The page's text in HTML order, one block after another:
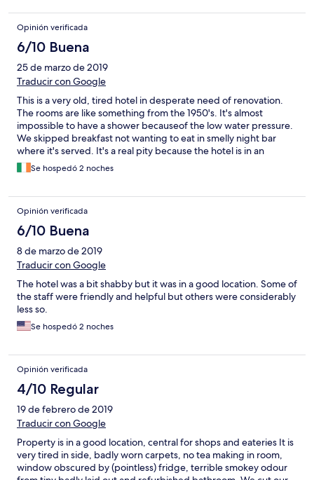
There were no drink making facilities in the rooms, I guess the
electrics wouldn't cope with the kettle loads. Breakfast was also
poorly thought out. One choice of cold meat, one choice of
hard cheese, bread / toast, boiled eggs and cornflakes. Not an
exciting affair at all. Other than breakfast, you couldn't get a
meal any other time of the day, there was a coffee machine and
a poor state and I would not stop there again.
Opinión verificada
6/10 Buena
25 de marzo de 2019
Traducir con Google
This is a very old, tired hotel in desperate need of renovation.
The rooms are like something from the 1950's. It's almost
impossible to have a shower becauseof the low water pressure.
We skipped breakfast not wanting to eat in smelly night bar
where it's served. It's a real pity because the hotel is in an
excellent location and the staff we encountered were very
helpful and pleasant.
Se hospedó 2 noches
Opinión verificada
6/10 Buena
8 de marzo de 2019
Traducir con Google
The hotel was a bit shabby but it was in a good location. Some of
the staff were friendly and helpful but others were considerably
less so.
Se hospedó 2 noches
Opinión verificada
4/10 Regular
19 de febrero de 2019
Traducir con Google
Property is in a good location, central for shops and eateries It is
very tired in side, badly worn carpets, no tea making in room,
window obscured by (pointless) fridge, terrible smokey odour